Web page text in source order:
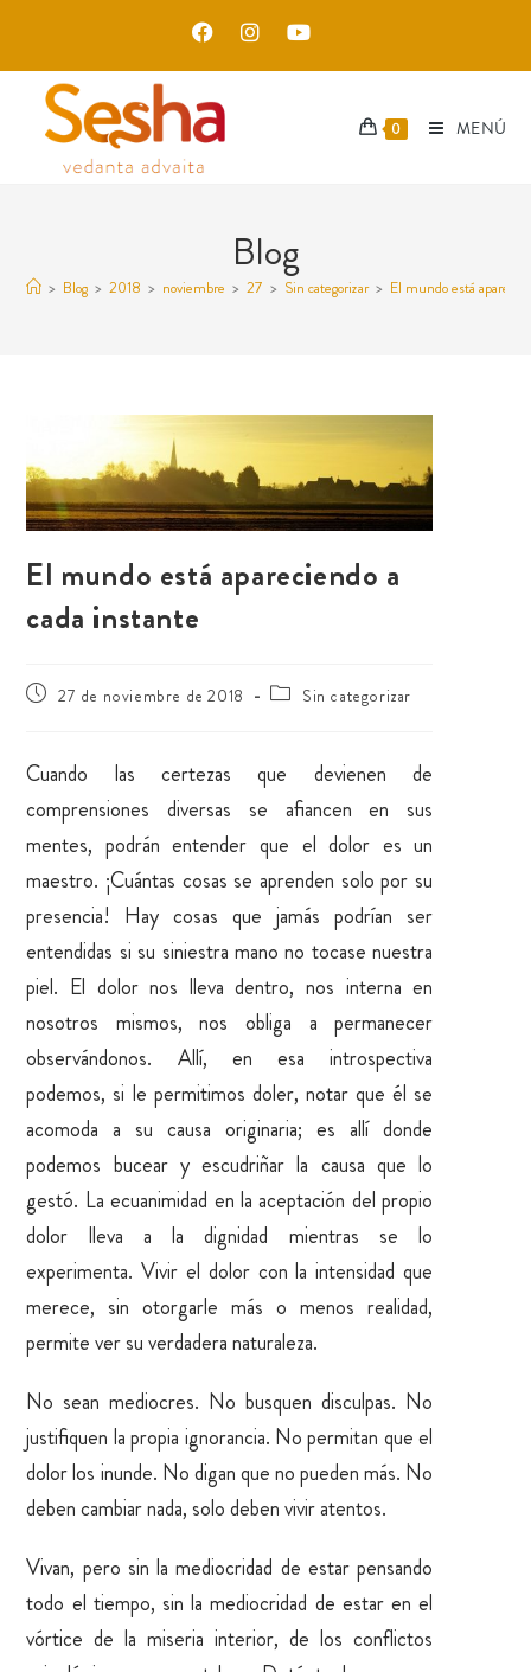
0 MENÚ
Blog
> Blog > 2018 > noviembre > 27 > Sin categorizar > El mundo está
El mundo está apareciendo a
cada instante
27 de noviembre de 2018 Sin categorizar
Cuando las certezas que devienen de
comprensiones diversas se afiancen en sus
mentes, podrán entender que el dolor es un
maestro. ¡Cuántas cosas se aprenden solo por su
presencia! Hay cosas que jamás podrían ser
entendidas si su siniestra mano no tocase nuestra
piel. El dolor nos lleva dentro, nos interna en
nosotros mismos, nos obliga a permanecer
observándonos. Allí, en esa introspectiva
podemos, si le permitimos doler, notar que él se
acomoda a su causa originaria; es allí donde
podemos bucear y escudriñar la causa que lo
gestó. La ecuanimidad en la aceptación del propio
dolor lleva a la dignidad mientras se lo
experimenta. Vivir el dolor con la intensidad que
merece, sin otorgarle más o menos realidad,
permite ver su verdadera naturaleza.
No sean mediocres. No busquen disculpas. No
justifiquen la propia ignorancia. No permitan que el
dolor los inunde. No digan que no pueden más. No
deben cambiar nada, solo deben vivir atentos.
Vivan, pero sin la mediocridad de estar pensando
todo el tiempo, sin la mediocridad de estar en el
vórtice de la miseria interior, de los conflictos